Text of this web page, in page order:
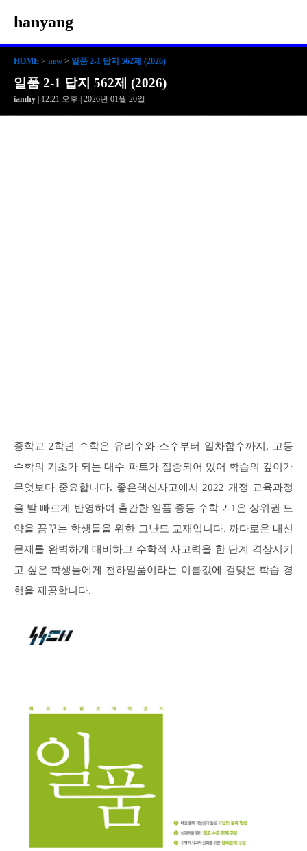
hanyang
HOME > new > 일품 2-1 답지 562제 (2026)
일품 2-1 답지 562제 (2026)
iamhy | 12:21 오후 | 2026년 01월 20일
중학교 2학년 수학은 유리수와 소수부터 일차함수까지, 고등
수학의 기초가 되는 대수 파트가 집중되어 있어 학습의 깊이가
무엇보다 중요합니다. 좋은책신사고에서 2022 개정 교육과정
을 발 빠르게 반영하여 출간한 일품 중등 수학 2-1은 상위권 도
약을 꿈꾸는 학생들을 위한 고난도 교재입니다. 까다로운 내신
문제를 완벽하게 대비하고 수학적 사고력을 한 단계 격상시키
고 싶은 학생들에게 천하일품이라는 이름값에 걸맞은 학습 경
험을 제공합니다.